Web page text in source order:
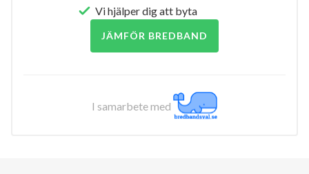
Vi hjälper dig att byta
JÄMFÖR BREDBAND
I samarbete med